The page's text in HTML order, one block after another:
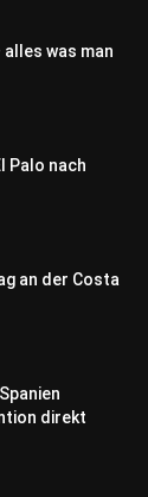
was man
Palo nach
an der Costa
direkt